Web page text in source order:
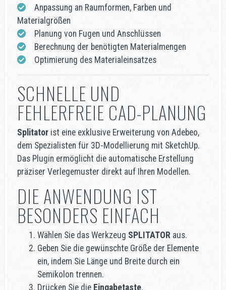
Anpassung an Raumformen, Farben und
Materialgrößen
Planung von Fugen und Anschlüssen
Berechnung der benötigten Materialmengen
Optimierung des Materialeinsatzes
SCHNELLE UND
FEHLERFREIE CAD-PLANUNG
Splitator ist eine exklusive Erweiterung von Adebeo,
dem Spezialisten für 3D-Modellierung mit SketchUp.
Das Plugin ermöglicht die automatische Erstellung
präziser Verlegemuster direkt auf Ihren Modellen.
DIE ANWENDUNG IST
BESONDERS EINFACH
Wählen Sie das Werkzeug SPLITATOR aus.
Geben Sie die gewünschte Größe der Elemente
ein, indem Sie Länge und Breite durch ein
Semikolon trennen.
Drücken Sie die Eingabetaste.